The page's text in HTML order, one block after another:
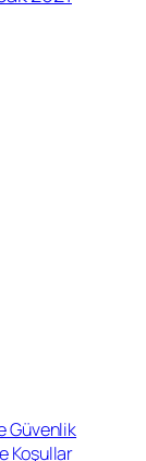
Güvenlik
Koşullar